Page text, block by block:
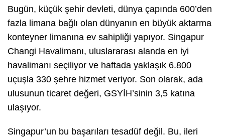
Bugün, küçük şehir devleti, dünya çapında 600’den
fazla limana bağlı olan dünyanın en büyük aktarma
konteyner limanına ev sahipliği yapıyor. Singapur
Changi Havalimanı, uluslararası alanda en iyi
havalimanı seçiliyor ve haftada yaklaşık 6.800
uçuşla 330 şehre hizmet veriyor. Son olarak, ada
ulusunun ticaret değeri, GSYİH’sinin 3,5 katına
ulaşıyor.
Singapur’un bu başarıları tesadüf değil. Bu, ileri